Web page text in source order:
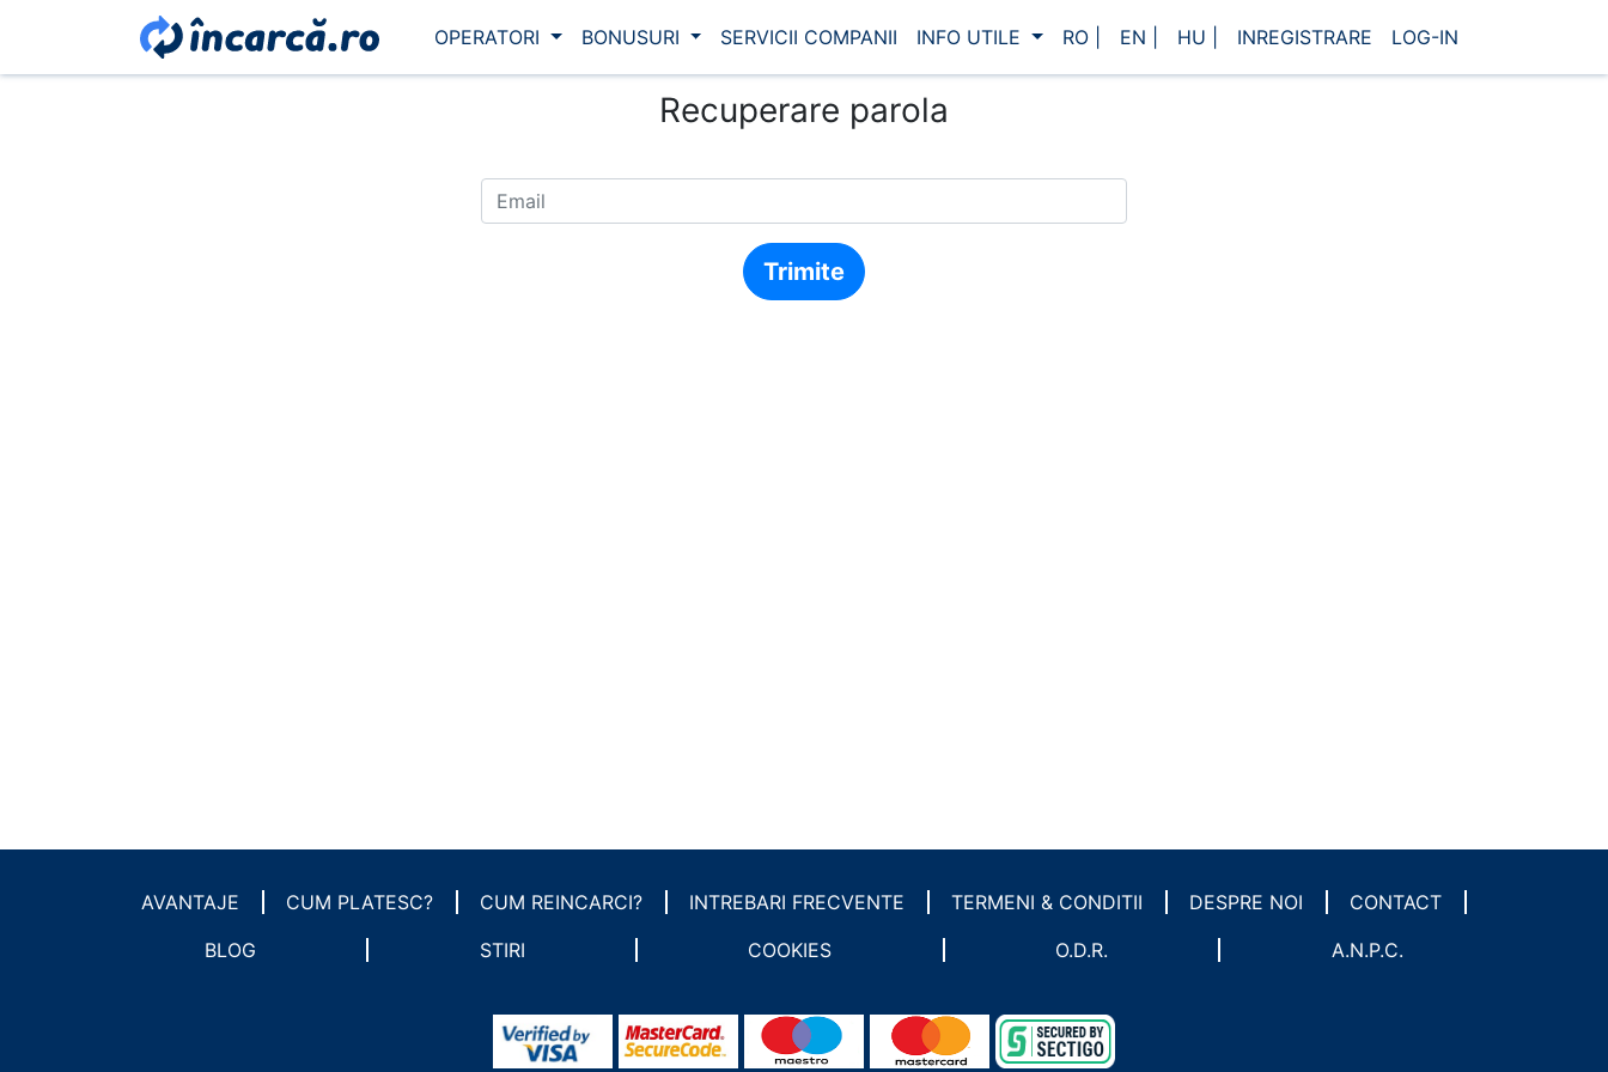
OPERATORI BONUSURI SERVICII COMPANII INFO UTILE RO | EN | HU | INREGISTRARE LOG-IN
Recuperare parola
Trimite
AVANTAJE CUM PLATESC? CUM REINCARCI? INTREBARI FRECVENTE TERMENI & CONDITII DESPRE NOI
CONTACT
BLOG
STIRI COOKIES O.D.R. A.N.P.C.